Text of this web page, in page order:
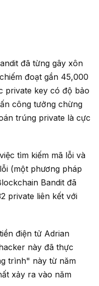
đã từng gây xôn
đoạt gần 45,000
private key có độ bảo
công tưởng chừng
trúng private là cực
tìm kiếm mã lỗi và
(một phương pháp
Bandit đã
private liên kết với
điện tử Adrian
này đã thực
trình" này từ năm
xảy ra vào năm